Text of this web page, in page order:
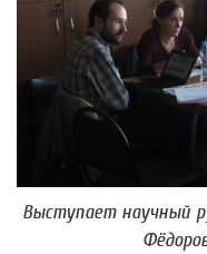
Выступает научный